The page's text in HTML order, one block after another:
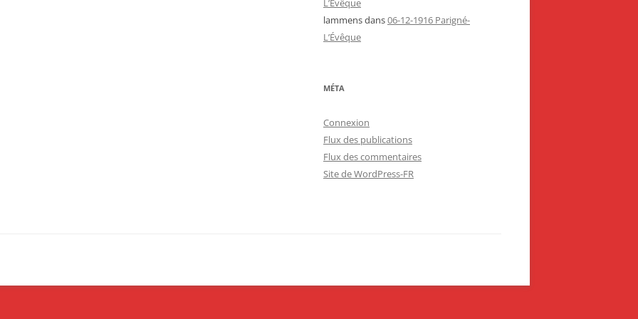
lammensdans06-12-1916 Parigné-
L’Évêque
MÉTA
Connexion
Flux des publications
Flux des commentaires
Site de WordPress-FR